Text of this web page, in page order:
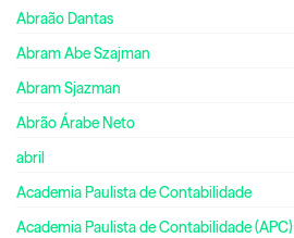
Abraão Dantas
Abram Abe Szajman
Abram Sjazman
Abrão Árabe Neto
abril
Academia Paulista de Contabilidade
Academia Paulista de Contabilidade (APC)